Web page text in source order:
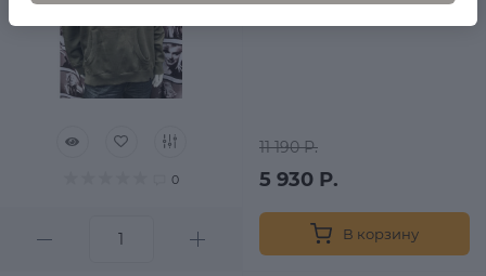
0
11 190 Р.
5 930 Р.
В корзину